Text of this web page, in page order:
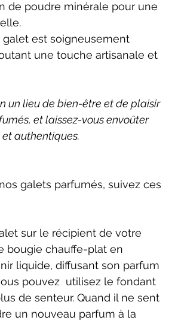
de poudre minérale pour une
galet est soigneusement
une touche artisanale et
un lieu de bien-être et de plaisir
et laissez-vous envoûter
authentiques.
galets parfumés, suivez ces
sur le récipient de votre
bougie chauffe-plat en
liquide, diffusant son parfum
pouvez utilisez le fondant
de senteur. Quand il ne sent
un nouveau parfum à la